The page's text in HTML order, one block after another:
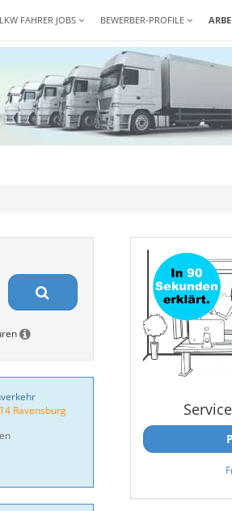
LKW FAHRER JOBS BEWERBER-PROFILE
Ravensburg